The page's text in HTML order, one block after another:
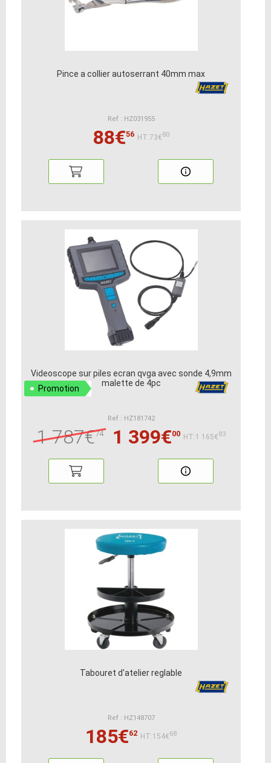
Pince a collier autoserrant 40mm max
Ref : HZ031955
88€56 HT:73€80
Videoscope sur piles ecran qvga avec sonde 4,9mm
malette de 4pc
Promotion
Ref : HZ181742
1 787€74 1 399€00 HT:1 165€83
Tabouret d'atelier reglable
Ref : HZ148707
185€62 HT:154€68